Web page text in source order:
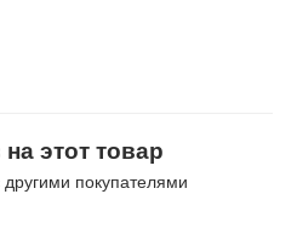
этот товар
покупателями